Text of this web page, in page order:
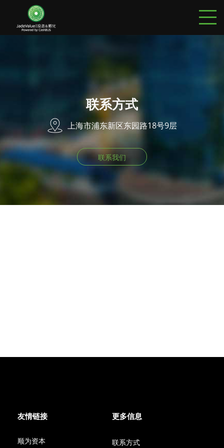
联系方式
上海市浦东新区东园路18号9层
联系我们
友情链接
顺为资本
更多信息
联系方式